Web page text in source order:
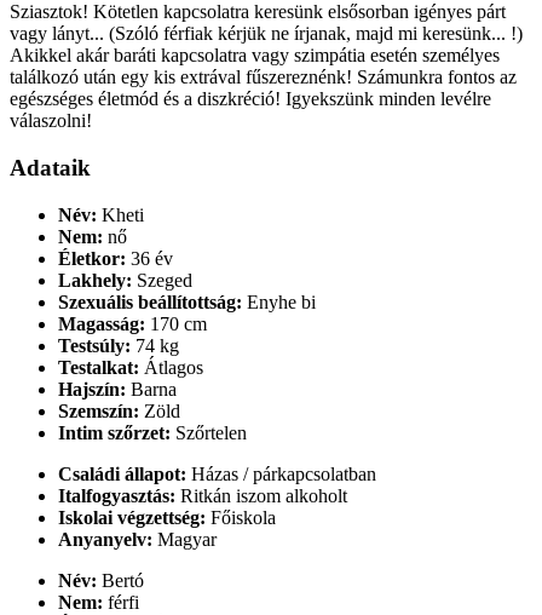
Sziasztok! Kötetlen kapcsolatra keresünk elsősorban igényes párt
vagy lányt... (Szóló férfiak kérjük ne írjanak, majd mi keresünk... !)
Akikkel akár baráti kapcsolatra vagy szimpátia esetén személyes
találkozó után egy kis extrával fűszereznénk! Számunkra fontos az
egészséges életmód és a diszkréció! Igyekszünk minden levélre
válaszolni!
Adataik
Név: Kheti
Nem: nő
Életkor: 36 év
Lakhely: Szeged
Szexuális beállítottság: Enyhe bi
Magasság: 170 cm
Testsúly: 74 kg
Testalkat: Átlagos
Hajszín: Barna
Szemszín: Zöld
Intim szőrzet: Szőrtelen
Családi állapot: Házas / párkapcsolatban
Italfogyasztás: Ritkán iszom alkoholt
Iskolai végzettség: Főiskola
Anyanyelv: Magyar
Név: Bertó
Nem: férfi